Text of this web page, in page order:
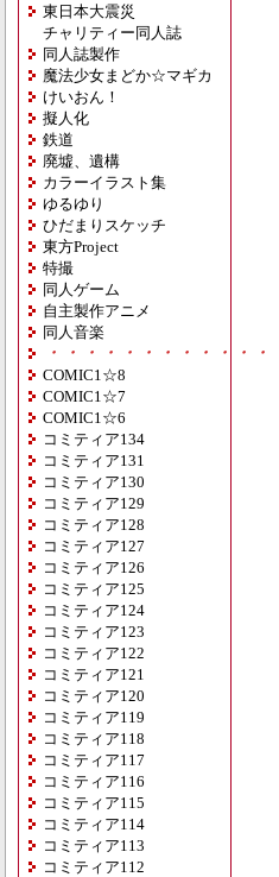
東日本大震災
チャリティー同人誌
同人誌製作
魔法少女まどか☆マギカ
けいおん！
擬人化
鉄道
廃墟、遺構
カラーイラスト集
ゆるゆり
ひだまりスケッチ
東方Project
特撮
同人ゲーム
自主製作アニメ
同人音楽
・・・・・・・・・・・・
COMIC1☆8
COMIC1☆7
COMIC1☆6
コミティア134
コミティア131
コミティア130
コミティア129
コミティア128
コミティア127
コミティア126
コミティア125
コミティア124
コミティア123
コミティア122
コミティア121
コミティア120
コミティア119
コミティア118
コミティア117
コミティア116
コミティア115
コミティア114
コミティア113
コミティア112